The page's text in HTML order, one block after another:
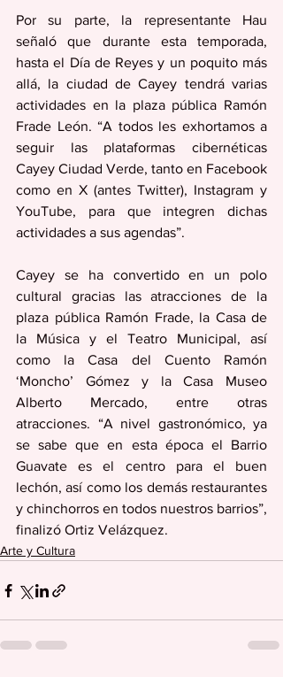
Por su parte, la representante Hau
señaló que durante esta temporada,
hasta el Día de Reyes y un poquito más
allá, la ciudad de Cayey tendrá varias
actividades en la plaza pública Ramón
Frade León. “A todos les exhortamos a
seguir las plataformas cibernéticas
Cayey Ciudad Verde, tanto en Facebook
como en X (antes Twitter), Instagram y
YouTube, para que integren dichas
actividades a sus agendas”.
Cayey se ha convertido en un polo
cultural gracias las atracciones de la
plaza pública Ramón Frade, la Casa de
la Música y el Teatro Municipal, así
como la Casa del Cuento Ramón
‘Moncho’ Gómez y la Casa Museo
Alberto Mercado, entre otras
atracciones. “A nivel gastronómico, ya
se sabe que en esta época el Barrio
Guavate es el centro para el buen
lechón, así como los demás restaurantes
y chinchorros en todos nuestros barrios”,
finalizó Ortiz Velázquez.
Arte y Cultura